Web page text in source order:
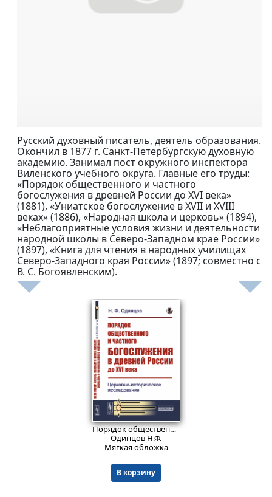
Русский духовный писатель, деятель образования.
Окончил в 1877 г. Санкт-Петербургскую духовную
академию. Занимал пост окружного инспектора
Виленского учебного округа. Главные его труды:
«Порядок общественного и частного
богослужения в древней России до XVI века»
(1881), «Униатское богослужение в XVII и XVIII
веках» (1886), «Народная школа и церковь» (1894),
«Неблагоприятные условия жизни и деятельности
народной школы в Северо-Западном крае России»
(1897), «Книга для чтения в народных училищах
Северо-Западного края России» (1897; совместно с
В. С. Богоявленским).
829₽
Порядок общественного и частного богослужения в древней России до XVI века: Церковно-историческое исследование.
Одинцов Н.Ф.
Мягкая обложка
В корзину